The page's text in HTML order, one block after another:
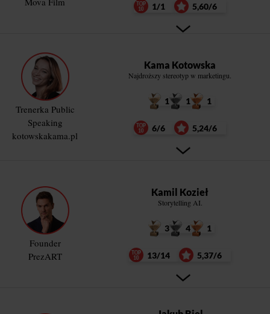
1/1 5,60/6
Trenerka Public
Speaking
kotowskakama.pl
Kama Kotowska
Najdroższy stereotyp w marketingu.
1 1 1
6/6 5,24/6
Founder
PrezART
Kamil Kozieł
Storytelling AI.
3 4 1
13/14 5,37/6